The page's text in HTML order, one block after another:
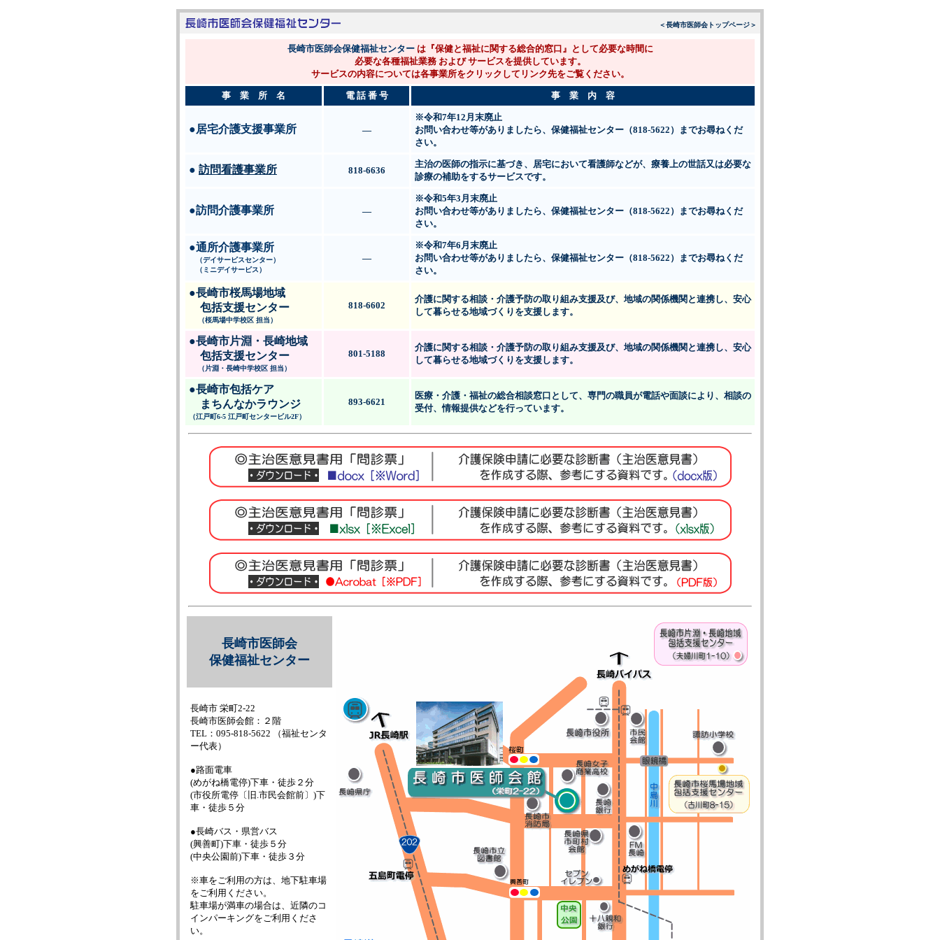
＜長崎市医師会トップページ＞
長崎市医師会保健福祉センター は『保健と福祉に関する総合的窓口』として必要な時間に
必要な各種福祉業務 および サービスを提供しています。
サービスの内容については各事業所をクリックしてリンク先をご覧ください。
事 業 所 名 電 話 番 号 事 業 内 容
●居宅介護支援事業所 ―
※令和7年12月末廃止
お問い合わせ等がありましたら、保健福祉センター（818-5622）までお尋ねくだ
さい。
● 訪問看護事業所 818-6636
主治の医師の指示に基づき、居宅において看護師などが、療養上の世話又は必要な
診療の補助をするサービスです。
●訪問介護事業所 ―
※令和5年3月末廃止
お問い合わせ等がありましたら、保健福祉センター（818-5622）までお尋ねくだ
さい。
●通所介護事業所
（デイサービスセンター）
（ミニデイサービス）
―
※令和7年6月末廃止
お問い合わせ等がありましたら、保健福祉センター（818-5622）までお尋ねくだ
さい。
●長崎市桜馬場地域
包括支援センター
（桜馬場中学校区 担当）
818-6602
介護に関する相談・介護予防の取り組み支援及び、地域の関係機関と連携し、安心
して暮らせる地域づくりを支援します。
●長崎市片淵・長崎地域
包括支援センター
（片淵・長崎中学校区 担当）
801-5188
介護に関する相談・介護予防の取り組み支援及び、地域の関係機関と連携し、安心
して暮らせる地域づくりを支援します。
●長崎市包括ケア
まちんなかラウンジ
（江戸町6-5 江戸町センタービル2F）
893-6621
医療・介護・福祉の総合相談窓口として、専門の職員が電話や面談により、相談の
受付、情報提供などを行っています。
長崎市医師会
保健福祉センター
長崎市 栄町2-22
長崎市医師会館：２階
TEL：095-818-5622 （福祉センタ
ー代表）
●路面電車
(めがね橋電停)下車・徒歩２分
(市役所電停〔旧.市民会館前〕)下
車・徒歩５分
●長崎バス・県営バス
(興善町)下車・徒歩５分
(中央公園前)下車・徒歩３分
※車をご利用の方は、地下駐車場
をご利用ください。
駐車場が満車の場合は、近隣のコ
インパーキングをご利用くださ
い。